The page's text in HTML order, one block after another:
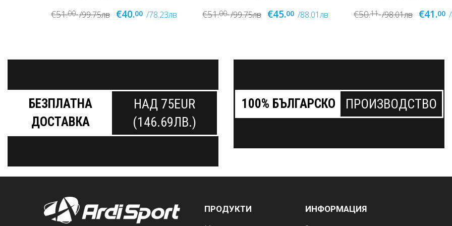
€51.00 /99.75лв €45.00 /88.01лв €50.11 /98.01лв €41.00 /80.19лв €50.11 /98.01лв €40.00
БЕЗПЛАТНА
ДОСТАВКА
НАД 75EUR
(146.69ЛВ.)
100% БЪЛГАРСКО ПРОИЗВОДСТВО
ПРОДУКТИ ИНФОРМАЦИЯ